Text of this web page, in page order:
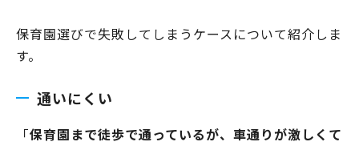
保育園選びで失敗してしまうケースについて紹介しま
す。
通いにくい
「保育園まで徒歩で通っているが、車通りが激しくて